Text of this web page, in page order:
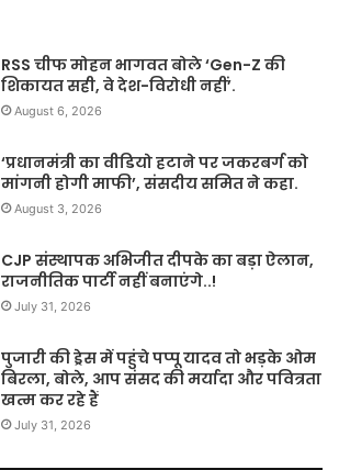
RSS चीफ मोहन भागवत बोले ‘Gen-Z की
शिकायत सही, वे देश-विरोधी नहीं’.
August 6, 2026
‘प्रधानमंत्री का वीडियो हटाने पर जकरबर्ग को
मांगनी होगी माफी’, संसदीय समित ने कहा.
August 3, 2026
CJP संस्थापक अभिजीत दीपके का बड़ा ऐलान,
राजनीतिक पार्टी नहीं बनाएंगे..!
July 31, 2026
पुजारी की ड्रेस में पहुंचे पप्पू यादव तो भड़के ओम
बिरला, बोले, आप संसद की मर्यादा और पवित्रता
खत्म कर रहे हैं
July 31, 2026